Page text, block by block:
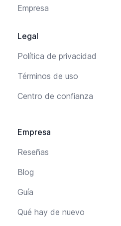
Empresa
Legal
Política de privacidad
Términos de uso
Centro de confianza
Empresa
Reseñas
Blog
Guía
Qué hay de nuevo